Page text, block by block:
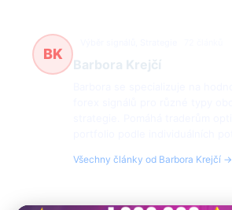
BK
Barbora Krejčí
Všechny články od Barbora Krejčí →